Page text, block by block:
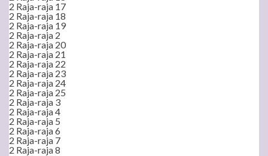
2 Raja-raja 17
2 Raja-raja 18
2 Raja-raja 19
2 Raja-raja 2
2 Raja-raja 20
2 Raja-raja 21
2 Raja-raja 22
2 Raja-raja 23
2 Raja-raja 24
2 Raja-raja 25
2 Raja-raja 3
2 Raja-raja 4
2 Raja-raja 5
2 Raja-raja 6
2 Raja-raja 7
2 Raja-raja 8